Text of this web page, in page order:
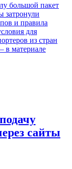
большой пакет
затронули
и правила
для
из стран
в материале
сайты